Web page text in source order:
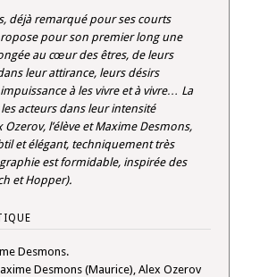
déjà remarqué pour ses courts
pour son premier long une
au cœur des êtres, de leurs
leur attirance, leurs désirs
à les vivre et à vivre… La
acteurs dans leur intensité
l’élève et Maxime Desmons,
et élégant, techniquement très
est formidable, inspirée des
et Hopper).
Desmons.
Desmons (Maurice), Alex Ozerov